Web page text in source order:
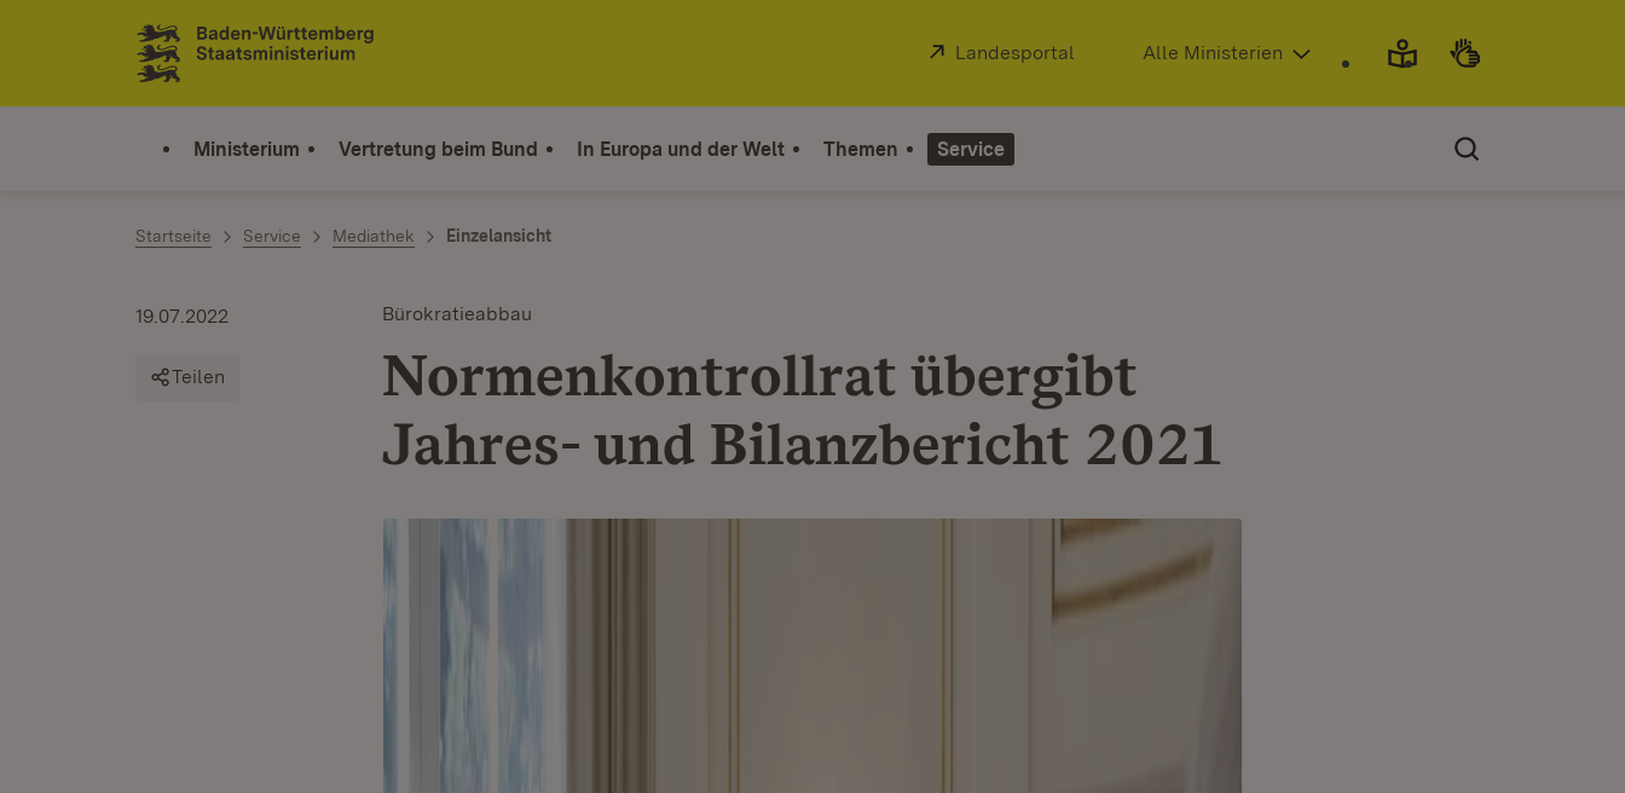
Zum Inhalt springen
Link zur Startseite
Extern:
Landesportal (Öffnet in neuem Fenster)
Alle Ministerien
Ministerium Vertretung beim Bund In Europa und der Welt Themen Service
Startseite Service Mediathek Einzelansicht
Bürokratieabbau
Normenkontrollrat übergibt
Jahres- und Bilanzbericht 2021
19.07.2022
Teilen